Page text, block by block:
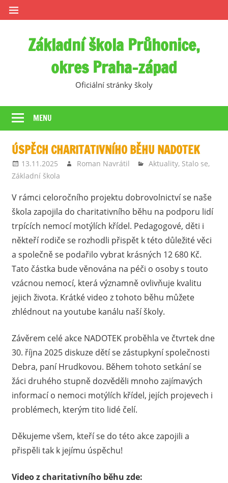
Skip
to
Základní škola Průhonice,
okres Praha-západ
Oficiální stránky školy
MENU
ÚSPĚCH CHARITATIVNÍHO BĚHU NADOTEK
13.11.2025 Roman Navrátil Aktuality, Stalo se,
Základní škola
V rámci celoročního projektu dobrovolnictví se naše
škola zapojila do charitativního běhu na podporu lidí
trpících nemocí motýlích křídel. Pedagogové, děti i
někteří rodiče se rozhodli přispět k této důležité věci
a společně se podařilo vybrat krásných 12 680 Kč.
Tato částka bude věnována na péči o osoby s touto
vzácnou nemocí, která významně ovlivňuje kvalitu
jejich života. Krátké video z tohoto běhu můžete
zhlédnout na youtube kanálu naší školy.
Závěrem celé akce NADOTEK proběhla ve čtvrtek dne
30. října 2025 diskuze dětí se zástupkyní společnosti
Debra, paní Hrudkovou. Během tohoto setkání se
žáci druhého stupně dozvěděli mnoho zajímavých
informací o nemoci motýlích křídel, jejích projevech i
problémech, kterým tito lidé čelí.
Děkujeme všem, kteří se do této akce zapojili a
přispěli tak k jejímu úspěchu!
Video z charitativního běhu zde: